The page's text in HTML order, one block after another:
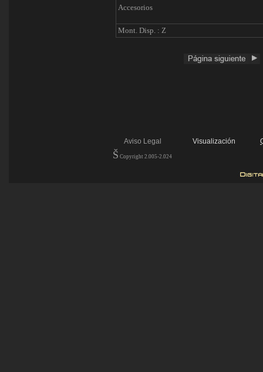
Accesorios
Mont. Disp. : Z